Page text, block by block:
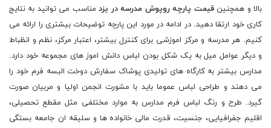
بالا و همچنینقیمت پارچه روپوش مدرسه در یزدمناسب می توانید به نتایج
کاری خود ارتقا دهید. در ادامه در مورد این پارچه توضیحات بیشتری را ارائه می
کنیم. هر مدرسه و مرکز اموزشى براى کنترل بیشتر، اعتبار مرکز، نظم و انظباط
و دیگر عوامل میل به یک شکل بودن لباس دانش اموز هاى مجموعه خود دارد.
مدارس بیشتر به کارگاه هاى تولیدى پوشاک سفارش دوخت البسه فرم خود را
مى دهند و طراحی لباس عموما باید با مشورت انجمن اولیا و مربیان صورت
گیرد. طرح و رنگ لباس فرم مدارس به موارد مختلفی مثل مقطع تحصیلى،
اقلیم جفرافیایی، جنسیت، قدرت مالى خانواده ها و سلیقه ان جامعه بستگى